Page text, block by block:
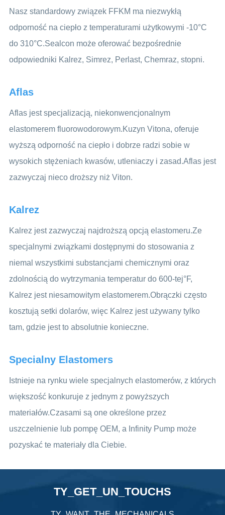
Nasz standardowy związek FFKM ma niezwykłą
odporność na ciepło z temperaturami użytkowymi -10°C
do 310°C.Sealcon może oferować bezpośrednie
odpowiedniki Kalrez, Simrez, Perlast, Chemraz, stopni.
Aflas
Aflas jest specjalizacją, niekonwencjonalnym
elastomerem fluorowodorowym.Kuzyn Vitona, oferuje
wyższą odporność na ciepło i dobrze radzi sobie w
wysokich stężeniach kwasów, utleniaczy i zasad.Aflas jest
zazwyczaj nieco droższy niż Viton.
Kalrez
Kalrez jest zazwyczaj najdroższą opcją elastomeru.Ze
specjalnymi związkami dostępnymi do stosowania z
niemal wszystkimi substancjami chemicznymi oraz
zdolnością do wytrzymania temperatur do 600-tej°F,
Kalrez jest niesamowitym elastomerem.Obrączki często
kosztują setki dolarów, więc Kalrez jest używany tylko
tam, gdzie jest to absolutnie konieczne.
Specialny Elastomers
Istnieje na rynku wiele specjalnych elastomerów, z których
większość konkuruje z jednym z powyższych
materiałów.Czasami są one określone przez
uszczelnienie lub pompę OEM, a Infinity Pump może
pozyskać te materiały dla Ciebie.
TY_GET_UN_TOUCHS